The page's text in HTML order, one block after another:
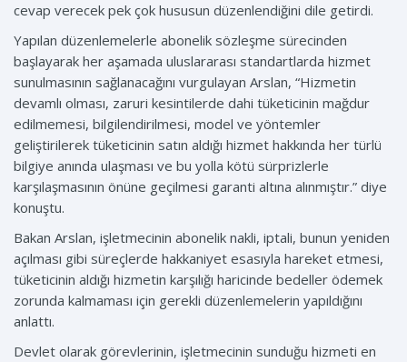
cevap verecek pek çok hususun düzenlendiğini dile getirdi.
Yapılan düzenlemelerle abonelik sözleşme sürecinden
başlayarak her aşamada uluslararası standartlarda hizmet
sunulmasının sağlanacağını vurgulayan Arslan, “Hizmetin
devamlı olması, zaruri kesintilerde dahi tüketicinin mağdur
edilmemesi, bilgilendirilmesi, model ve yöntemler
geliştirilerek tüketicinin satın aldığı hizmet hakkında her türlü
bilgiye anında ulaşması ve bu yolla kötü sürprizlerle
karşılaşmasının önüne geçilmesi garanti altına alınmıştır.” diye
konuştu.
Bakan Arslan, işletmecinin abonelik nakli, iptali, bunun yeniden
açılması gibi süreçlerde hakkaniyet esasıyla hareket etmesi,
tüketicinin aldığı hizmetin karşılığı haricinde bedeller ödemek
zorunda kalmaması için gerekli düzenlemelerin yapıldığını
anlattı.
Devlet olarak görevlerinin, işletmecinin sunduğu hizmeti en